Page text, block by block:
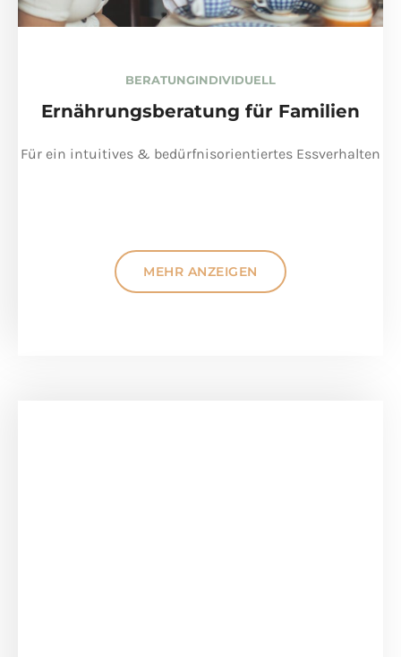
BERATUNGINDIVIDUELL
Ernährungsberatung für Familien
Für ein intuitives & bedürfnisorientiertes Essverhalten
MEHR ANZEIGEN